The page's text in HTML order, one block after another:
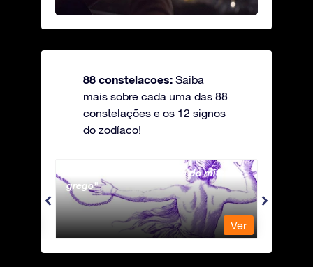
88 constelacoes: Saiba
mais sobre cada uma das 88
constelações e os 12 signos
do zodíaco!
Andromeda - A Princesa do mito
grego
Ver